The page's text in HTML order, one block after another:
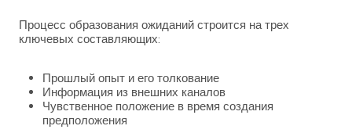
Процесс образования ожиданий строится на трех
ключевых составляющих:
Прошлый опыт и его толкование
Информация из внешних каналов
Чувственное положение в время создания
предположения